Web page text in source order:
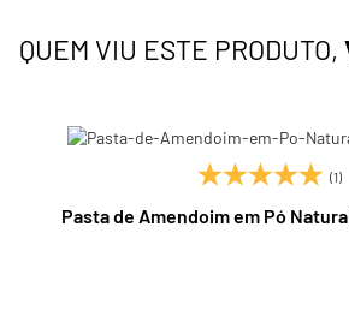
QUEM VIU ESTE PRODUTO,
(1)
Pasta de Amendoim em Pó